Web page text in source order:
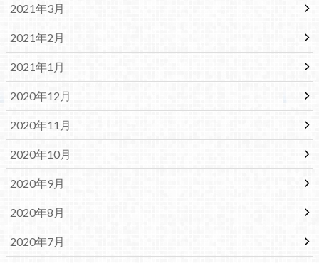
2021年3月
2021年2月
2021年1月
2020年12月
2020年11月
2020年10月
2020年9月
2020年8月
2020年7月